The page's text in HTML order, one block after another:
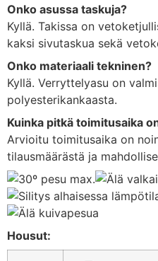
Onko asussa taskuja?
Kyllä. Takissa on
kaksi sivutaskua sekä
Onko materiaali tekninen?
Kyllä. Verryttelyasu on
polyesterikankaasta.
Kuinka pitkä toimitusaika
Arvioitu toimitusaika on
tilausmäärästä ja
Housut: